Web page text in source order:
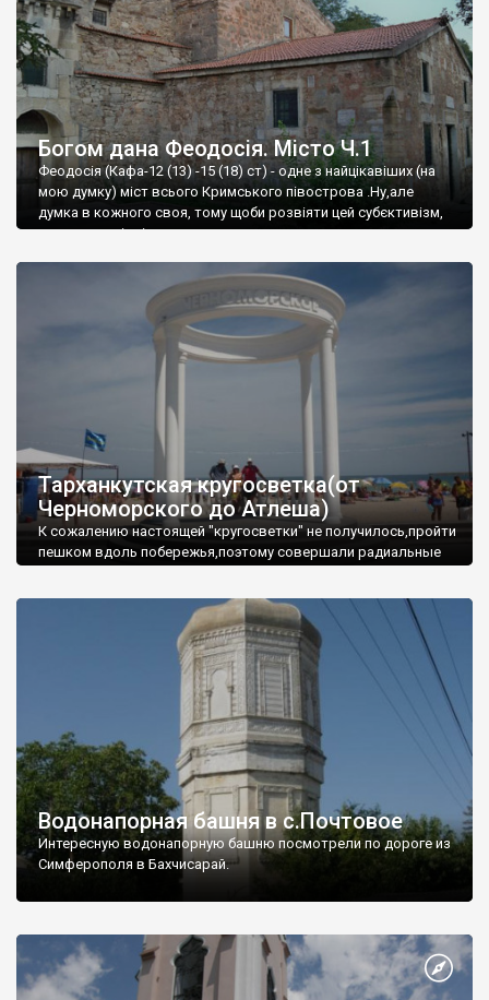
Богом дана Феодосія. Місто Ч.1
Феодосія (Кафа-12 (13) -15 (18) ст) - одне з найцікавіших (на
мою думку) міст всього Кримського півострова .Ну,але
думка в кожного своя, тому щоби розвіяти цей субєктивізм,
запрошую відвідати це
Тарханкутская кругосветка(от
Черноморского до Атлеша)
К сожалению настоящей "кругосветки" не получилось,пройти
пешком вдоль побережья,поэтому совершали радиальные
Водонапорная башня в с.Почтовое
Интересную водонапорную башню посмотрели по дороге из
Симферополя в Бахчисарай.